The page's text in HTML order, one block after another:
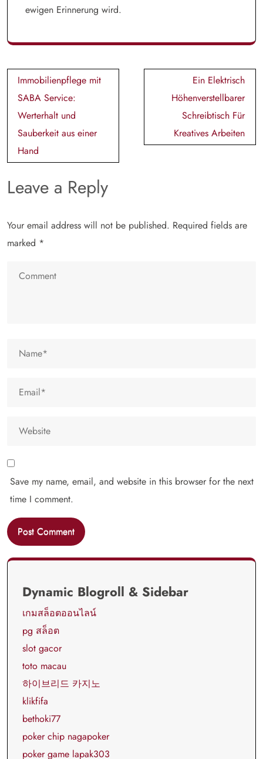
ewigen Erinnerung wird.
Post
navigation
Immobilienpflege mit
SABA Service:
Werterhalt und
Sauberkeit aus einer
Hand
Ein Elektrisch
Höhenverstellbarer
Schreibtisch Für
Kreatives Arbeiten
Leave a Reply
Your email address will not be published. Required fields are
marked *
Save my name, email, and website in this browser for the next
time I comment.
Dynamic Blogroll & Sidebar
เกมสล็อตออนไลน์
pg สล็อต
slot gacor
toto macau
하이브리드 카지노
klikfifa
bethoki77
poker chip nagapoker
poker game lapak303